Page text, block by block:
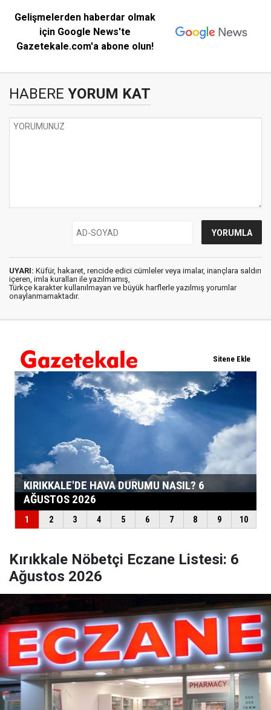
Gelişmelerden haberdar olmak
için Google News'te
Gazetekale.com'a abone olun!
HABERE YORUM KAT
UYARI: Küfür, hakaret, rencide edici cümleler veya imalar, inançlara saldırı
içeren, imla kuralları ile yazılmamış,
Türkçe karakter kullanılmayan ve büyük harflerle yazılmış yorumlar
onaylanmamaktadır.
Kırıkkale Nöbetçi Eczane Listesi: 6
Ağustos 2026